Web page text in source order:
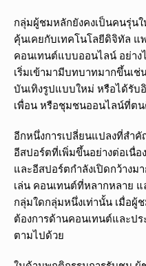
กลุ่มผู้ชมหลักยังคงเป็นคนรุ่นใ
คุ้นเคยกับเทคโนโลยีดิจิทัล
คอนเทนต์แบบออนไลน์ อย่า
เริ่มเข้ามามีบทบาทมากขึ้นเ
บันเทิงรูปแบบใหม่ หรือได้รับ
เพื่อน หรือชุมชนออนไลน์ที่ต
อีกหนึ่งการเปลี่ยนแปลงที่สำ
อีสปอร์ตที่เพิ่มขึ้นอย่างต่อเนื่อ
และอีสปอร์ตกำลังเปิดกว้าง
เล่น คอนเทนต์ที่หลากหลาย
กลุ่มใดกลุ่มหนึ่งเท่านั้น เมื่อ
ต้องการด้านคอนเทนต์และป
ตามไปด้วย